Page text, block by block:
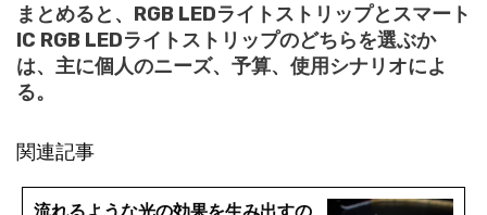
まとめると、RGB LEDライトストリップとスマート
IC RGB LEDライトストリップのどちらを選ぶか
は、主に個人のニーズ、予算、使用シナリオによ
る。
関連記事